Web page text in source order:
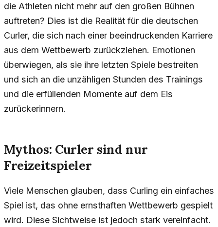
die Athleten nicht mehr auf den großen Bühnen
auftreten? Dies ist die Realität für die deutschen
Curler, die sich nach einer beeindruckenden Karriere
aus dem Wettbewerb zurückziehen. Emotionen
überwiegen, als sie ihre letzten Spiele bestreiten
und sich an die unzähligen Stunden des Trainings
und die erfüllenden Momente auf dem Eis
zurückerinnern.
Mythos: Curler sind nur
Freizeitspieler
Viele Menschen glauben, dass Curling ein einfaches
Spiel ist, das ohne ernsthaften Wettbewerb gespielt
wird. Diese Sichtweise ist jedoch stark vereinfacht.